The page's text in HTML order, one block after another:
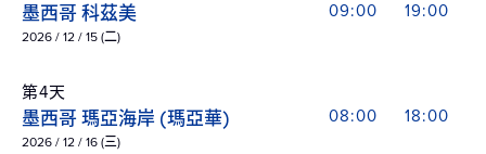
墨西哥 科茲美
2026 / 12 / 15 (二)
09:00 19:00
第4天
墨西哥 瑪亞海岸 (瑪亞華)
2026 / 12 / 16 (三)
08:00 18:00